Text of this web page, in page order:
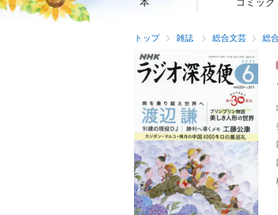
トップ 雑誌 総合文芸 総